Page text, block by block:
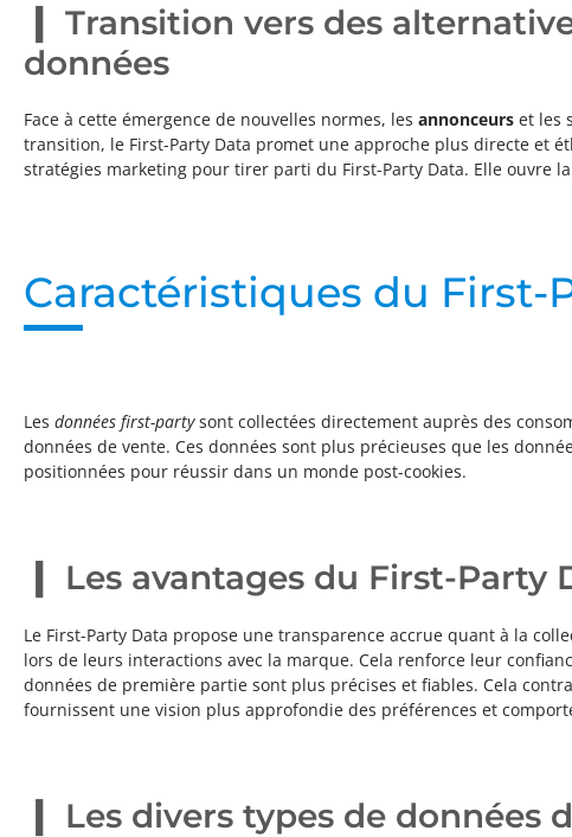
Transition vers des
données
Face à cette émergence de nouvelles normes, les annonceurs et les
transition, le First-Party Data promet une approche plus directe et
stratégies marketing pour tirer parti du First-Party Data. Elle ouvre
Caractéristiques du First-
Les données first-partysont collectées directement auprès des
données de vente. Ces données sont plus précieuses que les
positionnées pour réussir dans un monde post-cookies.
Les avantages du First-Party
Le First-Party Data propose une transparence accrue quant à la
lors de leurs interactions avec la marque. Cela renforce leur
données de première partie sont plus précises et fiables. Cela
fournissent une vision plus approfondie des préférences et
Les divers types de